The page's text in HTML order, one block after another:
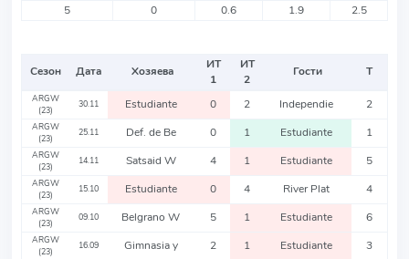
5
0 0.6 1.9 2.5
Сезон Дата Хозяева
ИТ
1
ИТ
2
Гости Т
ARGW
(23)
30.11 Estudiante 0 2 Independie 2
ARGW
(23)
25.11 Def. de Be 0 1 Estudiante 1
ARGW
(23)
14.11 Satsaid W 4 1 Estudiante 5
ARGW
(23)
15.10 Estudiante 0 4 River Plat 4
ARGW
(23)
09.10 Belgrano W 5 1 Estudiante 6
ARGW
(23)
16.09 Gimnasia y 2 1 Estudiante 3